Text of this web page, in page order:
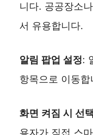
니다. 공공장소
서 유용합니다.
알림 팝업 설정:
항목으로 이동합
화면 켜짐 시 선택